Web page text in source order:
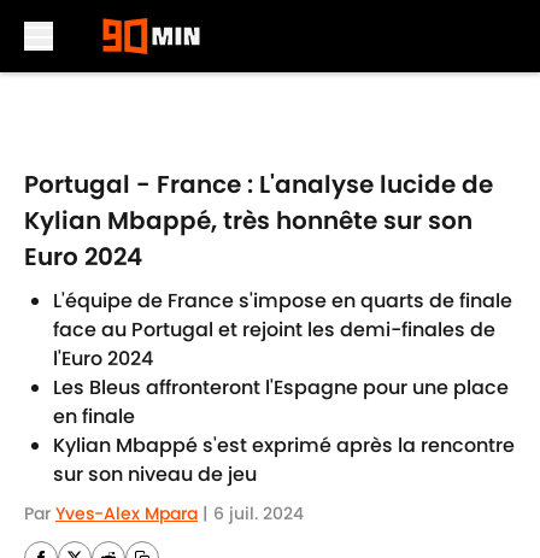
Portugal - France : L'analyse lucide de
Kylian Mbappé, très honnête sur son
Euro 2024
L'équipe de France s'impose en quarts de finale
face au Portugal et rejoint les demi-finales de
l'Euro 2024
Les Bleus affronteront l'Espagne pour une place
en finale
Kylian Mbappé s'est exprimé après la rencontre
sur son niveau de jeu
Par Yves-Alex Mpara | 6 juil. 2024